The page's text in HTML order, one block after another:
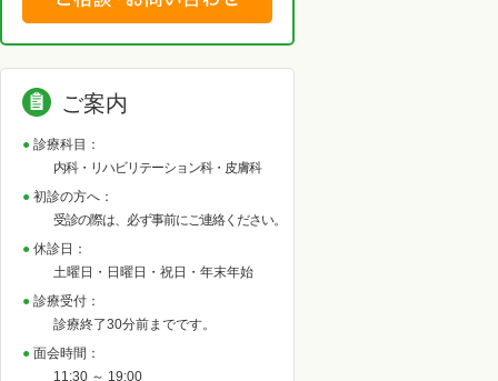
ご案内
診療科目：
内科・リハビリテーション科・皮膚科
初診の方へ：
受診の際は、必ず事前にご連絡ください。
休診日：
土曜日・日曜日・祝日・年末年始
診療受付：
診療終了30分前までです。
面会時間：
11:30 ～ 19:00